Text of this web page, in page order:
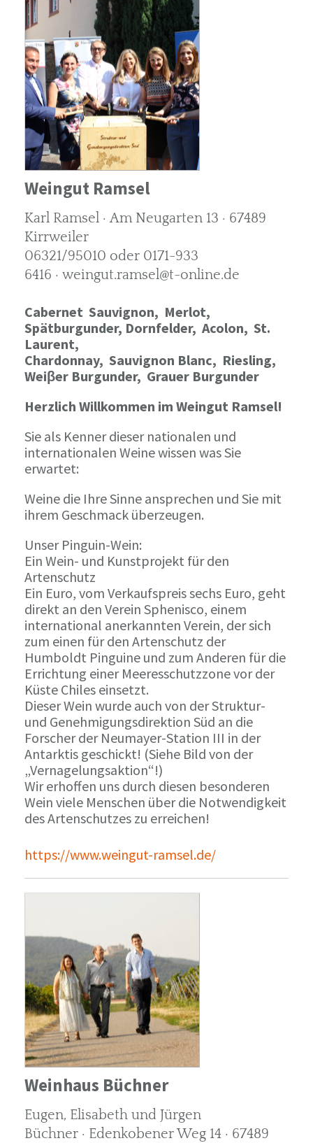
Weingut Ramsel
Karl Ramsel · Am Neugarten 13 · 67489
Kirrweiler
06321/95010 oder 0171-933
6416 · weingut.ramsel@t-online.de
Cabernet Sauvignon, Merlot,
Spätburgunder, Dornfelder, Acolon, St.
Laurent,
Chardonnay, Sauvignon Blanc, Riesling,
Weiβer Burgunder, Grauer Burgunder
Herzlich Willkommen im Weingut Ramsel!
Sie als Kenner dieser nationalen und
internationalen Weine wissen was Sie
erwartet:
Weine die Ihre Sinne ansprechen und Sie mit
ihrem Geschmack überzeugen.
Unser Pinguin-Wein:
Ein Wein- und Kunstprojekt für den
Artenschutz
Ein Euro, vom Verkaufspreis sechs Euro, geht
direkt an den Verein Sphenisco, einem
international anerkannten Verein, der sich
zum einen für den Artenschutz der
Humboldt Pinguine und zum Anderen für die
Errichtung einer Meeresschutzzone vor der
Küste Chiles einsetzt.
Dieser Wein wurde auch von der Struktur-
und Genehmigungsdirektion Süd an die
Forscher der Neumayer-Station III in der
Antarktis geschickt! (Siehe Bild von der
„Vernagelungsaktion“!)
Wir erhoffen uns durch diesen besonderen
Wein viele Menschen über die Notwendigkeit
des Artenschutzes zu erreichen!
https://www.weingut-ramsel.de/
Weinhaus Büchner
Eugen, Elisabeth und Jürgen
Büchner · Edenkobener Weg 14 · 67489